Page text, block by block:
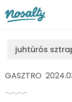
juhtúrós
GASZTRO